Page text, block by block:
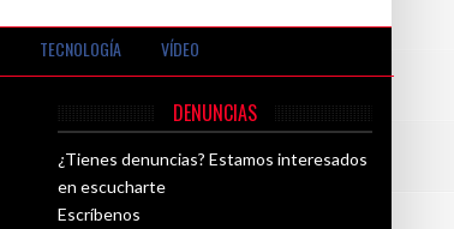
TECNOLOGÍA VÍDEO
DENUNCIAS
¿Tienes denuncias? Estamos interesados
en escucharte
Escríbenos